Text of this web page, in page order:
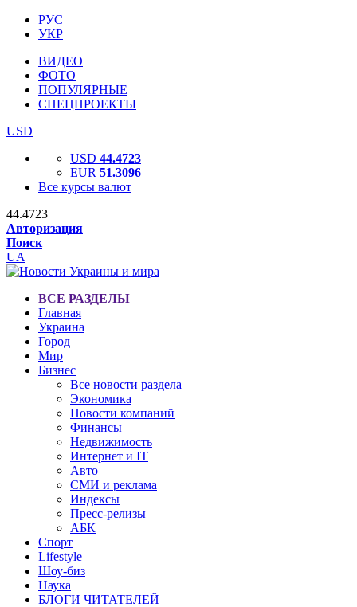
РУС
УКР
ВИДЕО
ФОТО
ПОПУЛЯРНЫЕ
СПЕЦПРОЕКТЫ
USD
USD 44.4723
EUR 51.3096
Все курсы валют
44.4723
Авторизация
Поиск
UA
ВСЕ РАЗДЕЛЫ
Главная
Украина
Город
Мир
Бизнес
Все новости раздела
Экономика
Новости компаний
Финансы
Недвижимость
Интернет и IT
Авто
СМИ и реклама
Индексы
Пресс-релизы
АБК
Спорт
Lifestyle
Шоу-биз
Наука
БЛОГИ ЧИТАТЕЛЕЙ